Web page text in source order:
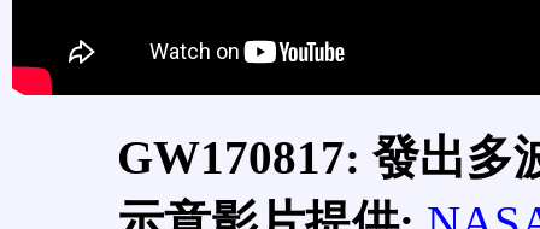
GW170817: 發出多